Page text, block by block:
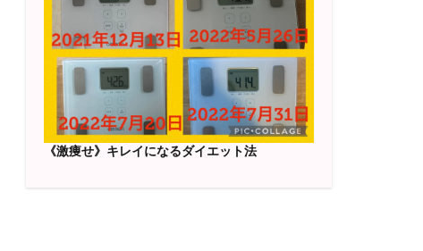
《激痩せ》キレイになるダイエット法